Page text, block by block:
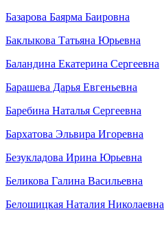
Базарова Баярма Баировна
Баклыкова Татьяна Юрьевна
Баландина Екатерина Сергеевна
Барашева Дарья Евгеньевна
Баребина Наталья Сергеевна
Бархатова Эльвира Игоревна
Безукладова Ирина Юрьевна
Беликова Галина Васильевна
Белошицкая Наталия Николаевна